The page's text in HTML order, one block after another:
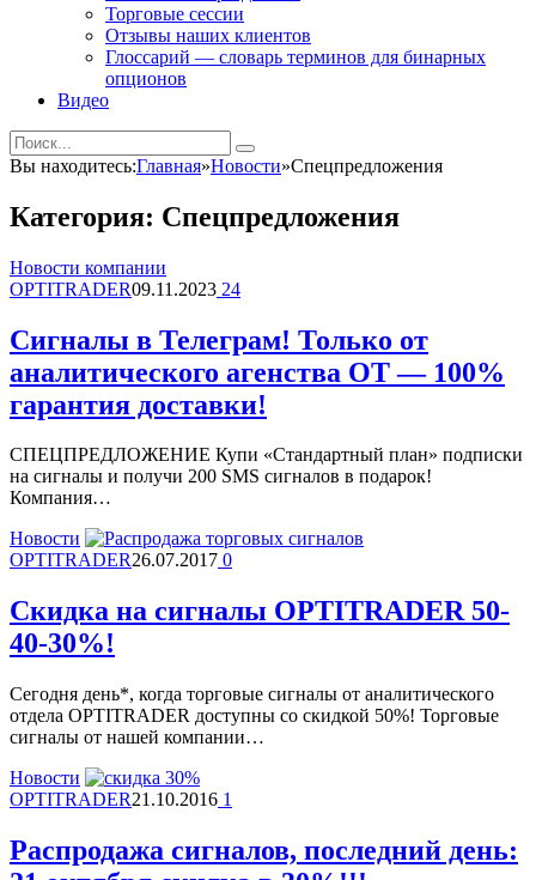
Торговые сессии
Отзывы наших клиентов
Глоссарий — словарь терминов для бинарных
опционов
Видео
Вы находитесь:Главная»Новости»Спецпредложения
Категория: Спецпредложения
Новости компании
OPTITRADER09.11.2023 24
Сигналы в Телеграм! Только от
аналитического агенства ОТ — 100%
гарантия доставки!
СПЕЦПРЕДЛОЖЕНИЕ Купи «Стандартный план» подписки
на сигналы и получи 200 SMS сигналов в подарок!
Компания…
Новости
OPTITRADER26.07.2017 0
Скидка на сигналы OPTITRADER 50-
40-30%!
Сегодня день*, когда торговые сигналы от аналитического
отдела OPTITRADER доступны со скидкой 50%! Торговые
сигналы от нашей компании…
Новости
OPTITRADER21.10.2016 1
Распродажа сигналов, последний день: